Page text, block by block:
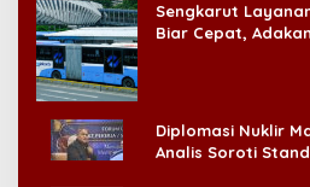
Sengkarut
Biar Cepat,
Diplomasi Nuklir
Analis Soroti